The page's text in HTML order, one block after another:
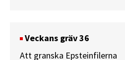
Veckans gräv 36
Att granska Epsteinfilerna